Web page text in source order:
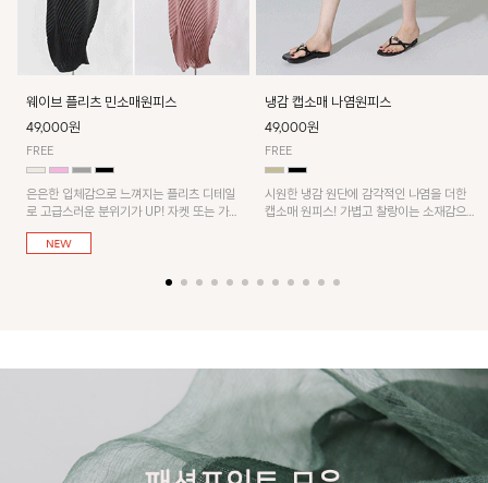
웨이브 플리츠 민소매원피스
49,000원
FREE
은은한 입체감으로 느껴지는 플리츠 디테일
로 고급스러운 분위기가 UP! 자켓 또는 가디
건과 같이 매치해도 잘 어울린답니다!
냉감 캡소매 나염원피스
49,000원
FREE
시원한 냉감 원단에 감각적인 나염을 더한
캡소매 원피스! 가볍고 찰랑이는 소재감으로